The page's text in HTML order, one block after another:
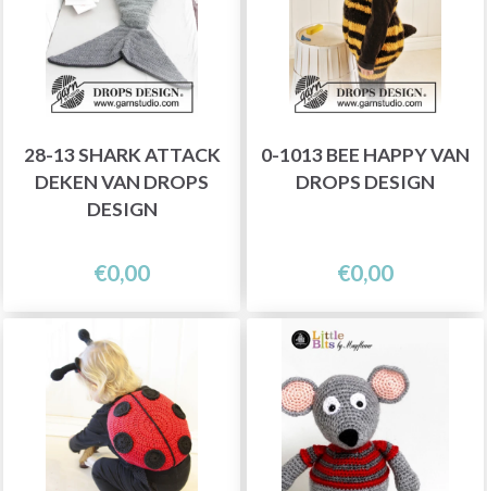
28-13 SHARK ATTACK
DEKEN VAN DROPS
DESIGN
€0,00
0-1013 BEE HAPPY VAN
DROPS DESIGN
€0,00